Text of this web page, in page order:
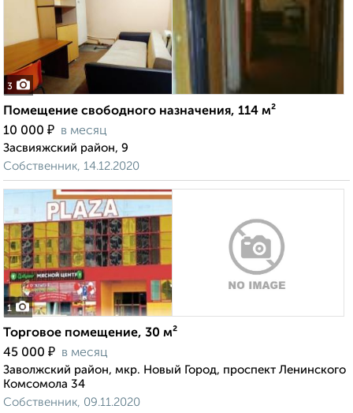
3
Помещение свободного назначения, 114 м²
10 000 ₽ в месяц
Засвияжский район, 9
Собственник, 14.12.2020
1
Торговое помещение, 30 м²
45 000 ₽ в месяц
Заволжский район, мкр. Новый Город, проспект Ленинского
Комсомола 34
Собственник, 09.11.2020